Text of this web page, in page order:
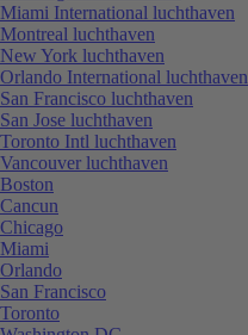
Miami International luchthaven
Montreal luchthaven
New York luchthaven
Orlando International luchthaven
San Francisco luchthaven
San Jose luchthaven
Toronto Intl luchthaven
Vancouver luchthaven
Boston
Cancun
Chicago
Miami
Orlando
San Francisco
Toronto